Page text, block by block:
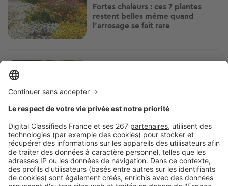
Fortes chaleurs : ces 7 plantes
restent belles même quand
l'arrosage se fait rare
Image
méthodes naturelles ont fait leurs
preuves